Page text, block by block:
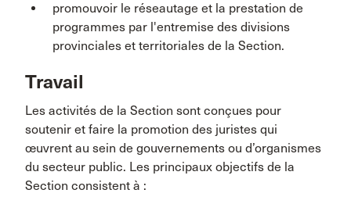
promouvoir le réseautage et la prestation de
programmes par l'entremise des divisions
provinciales et territoriales de la Section.
Travail
Les activités de la Section sont conçues pour
soutenir et faire la promotion des juristes qui
œuvrent au sein de gouvernements ou d’organismes
du secteur public. Les principaux objectifs de la
Section consistent à :